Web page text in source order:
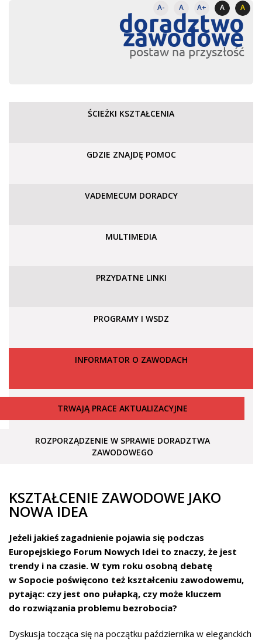
A- A A+ A A
doradztwo
zawodowe
postaw na przyszłość
ŚCIEŻKI KSZTAŁCENIA
GDZIE ZNAJDĘ POMOC
VADEMECUM DORADCY
MULTIMEDIA
PRZYDATNE LINKI
PROGRAMY I WSDZ
INFORMATOR O ZAWODACH
TRWAJĄ PRACE AKTUALIZACYJNE
ROZPORZĄDZENIE W SPRAWIE DORADZTWA
ZAWODOWEGO
KSZTAŁCENIE ZAWODOWE JAKO
NOWA IDEA
Jeżeli jakieś zagadnienie pojawia się podczas
Europejskiego Forum Nowych Idei to znaczy, że jest
trendy i na czasie. W tym roku osobną debatę
w Sopocie poświęcono też kształceniu zawodowemu,
pytając: czy jest ono pułapką, czy może kluczem
do rozwiązania problemu bezrobocia?
Dyskusja tocząca się na początku października w eleganckich